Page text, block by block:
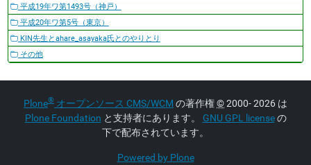
平成19年ワ第1493号（神戸）
平成20年ワ第5号（東京）
KIN先生とahare_asayaka氏とのやりとり
その他
Plone® オープンソース CMS/WCM の著作権©2000- 2026 は
Plone Foundation と支持者にあります。 GNU GPL licenseの
下で配布されています。
Powered by Plone